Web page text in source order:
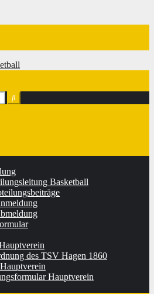
Basketball
des TSV Hagen 1860
Hauptverein